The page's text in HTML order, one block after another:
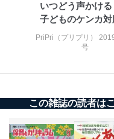
いつどう声かける
子どものケンカ対
PriPri（プリプリ）
号
この雑誌の読者は